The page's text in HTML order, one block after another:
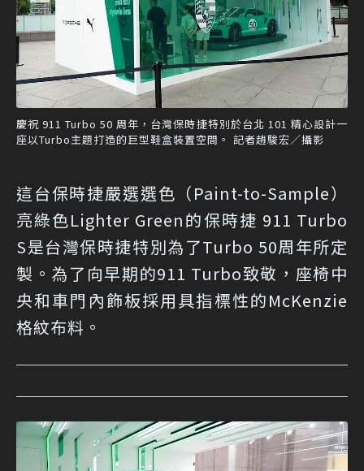
慶祝 911 Turbo 50 周年，台灣保時捷特別於台北 101 精心設計一
座以Turbo主題打造的巨型鞋盒裝置空間。 記者趙駿宏／攝影
這台保時捷嚴選選色（Paint-to-Sample）
亮綠色Lighter Green的保時捷 911 Turbo
S是台灣保時捷特別為了Turbo 50周年所定
製。為了向早期的911 Turbo致敬，座椅中
央和車門內飾板採用具指標性的McKenzie
格紋布料。